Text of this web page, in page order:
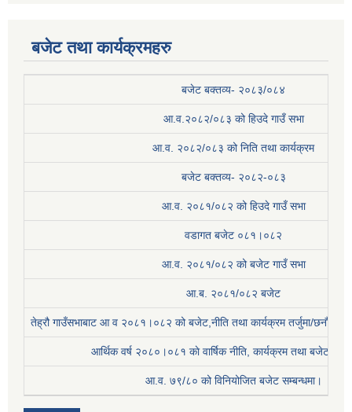
बजेट तथा कार्यक्रमहरु
बजेट बक्तव्य- २०८३/०८४
आ.व.२०८२/०८३ को हिउदे गाउँ सभा
आ.व. २०८२/०८३ को निति तथा कार्यक्रम
बजेट बक्तव्य- २०८२-०८३
आ.व. २०८१/०८२ को हिउदे गाउँ सभा
वडागत बजेट ०८१।०८२
आ.व. २०८१/०८२ को बजेट गाउँ सभा
आ.ब. २०८१/०८२ बजेट
तेह्रौ गाउँसभाबाट आ व २०८१।०८२ को बजेट,नीति तथा कार्यक्रम तर्जुमा/छनौट
आर्थिक वर्ष २०८०।०८१ काे वार्षिक नीति, कार्यक्रम तथा बजेट
आ.व. ७९/८० को विनियोजित बजेट सम्बन्धमा।